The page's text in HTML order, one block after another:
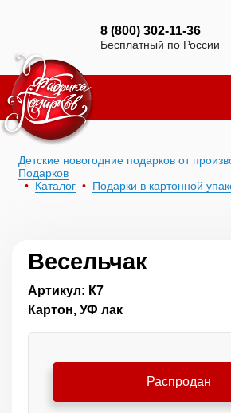
8 (800) 302-11-36
Бесплатный по России
Детские новогодние подарков от
Подарков
Каталог
Подарки в картонной
Весельчак
Артикул: К7
Картон, УФ лак
Распродан